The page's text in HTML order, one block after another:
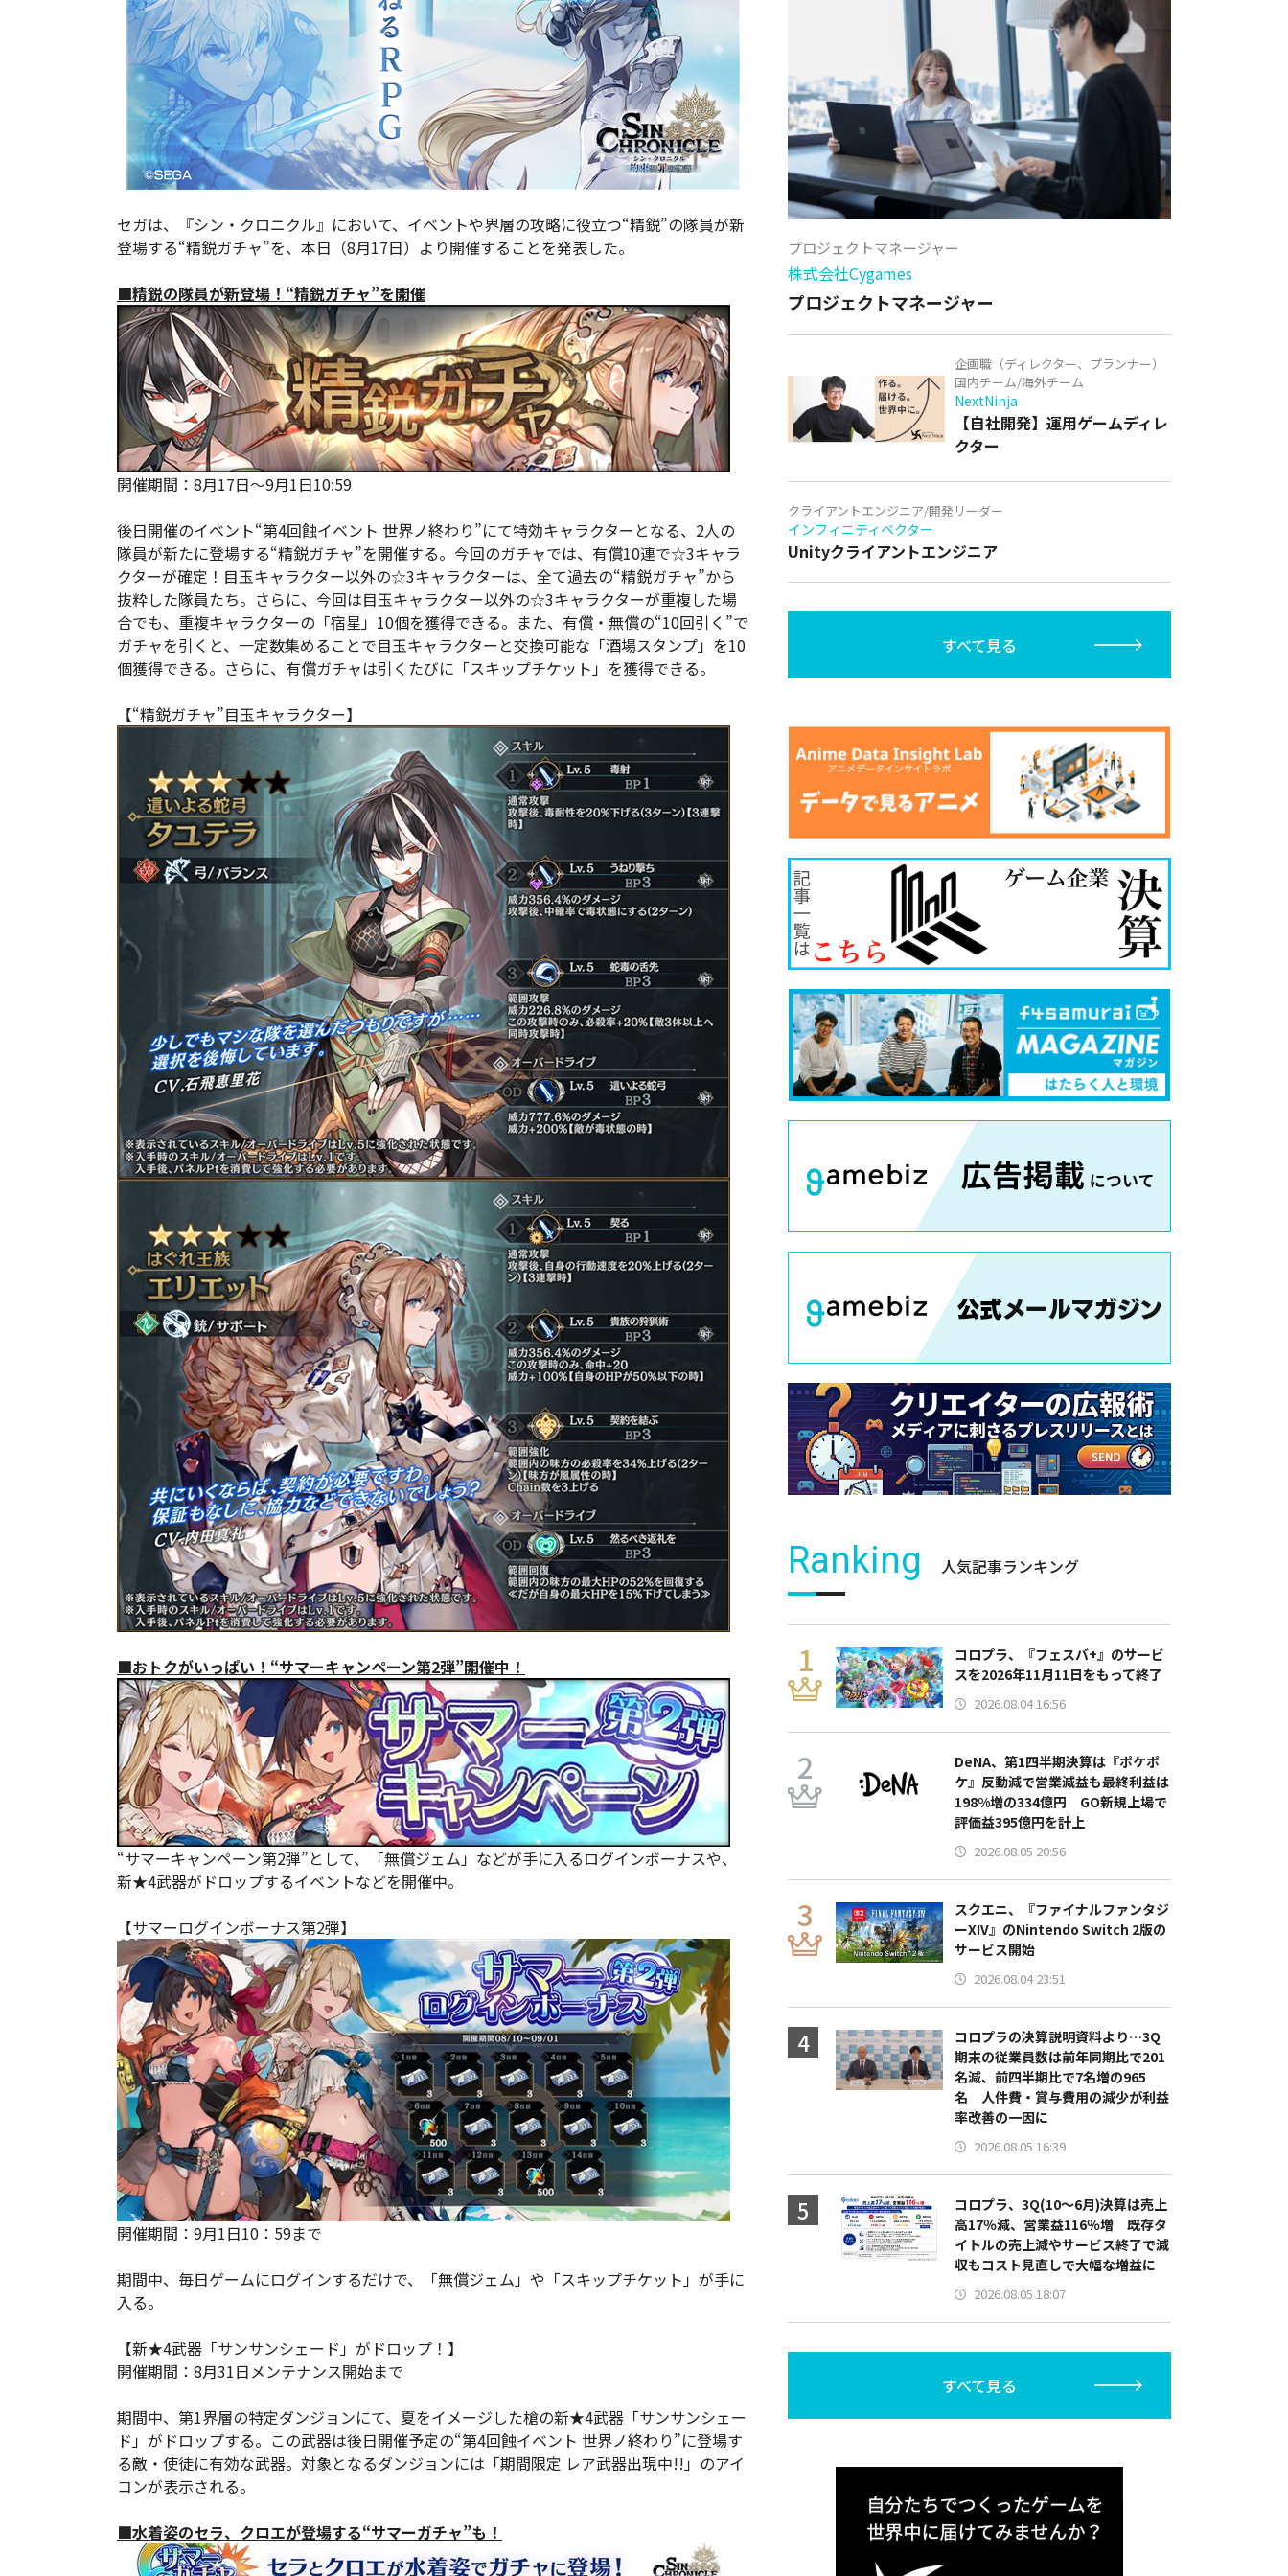
セガは、『シン・クロニクル』において、イベントや界層の攻略に役立つ“精鋭”の隊員が新
登場する“精鋭ガチャ”を、本日（8月17日）より開催することを発表した。
■精鋭の隊員が新登場！“精鋭ガチャ”を開催
開催期間：8月17日～9月1日10:59
後日開催のイベント“第4回蝕イベント 世界ノ終わり”にて特効キャラクターとなる、2人の
隊員が新たに登場する“精鋭ガチャ”を開催する。今回のガチャでは、有償10連で☆3キャラ
クターが確定！目玉キャラクター以外の☆3キャラクターは、全て過去の“精鋭ガチャ”から
抜粋した隊員たち。さらに、今回は目玉キャラクター以外の☆3キャラクターが重複した場
合でも、重複キャラクターの「宿星」10個を獲得できる。また、有償・無償の“10回引く”で
ガチャを引くと、一定数集めることで目玉キャラクターと交換可能な「酒場スタンプ」を10
個獲得できる。さらに、有償ガチャは引くたびに「スキップチケット」を獲得できる。
【“精鋭ガチャ”目玉キャラクター】
■おトクがいっぱい！“サマーキャンペーン第2弾”開催中！
“サマーキャンペーン第2弾”として、「無償ジェム」などが手に入るログインボーナスや、
新★4武器がドロップするイベントなどを開催中。
【サマーログインボーナス第2弾】
開催期間：9月1日10：59まで
期間中、毎日ゲームにログインするだけで、「無償ジェム」や「スキップチケット」が手に
入る。
【新★4武器「サンサンシェード」がドロップ！】
開催期間：8月31日メンテナンス開始まで
期間中、第1界層の特定ダンジョンにて、夏をイメージした槍の新★4武器「サンサンシェー
ド」がドロップする。この武器は後日開催予定の“第4回蝕イベント 世界ノ終わり”に登場す
る敵・使徒に有効な武器。対象となるダンジョンには「期間限定 レア武器出現中!!」のアイ
コンが表示される。
■水着姿のセラ、クロエが登場する“サマーガチャ”も！
プロジェクトマネージャー
株式会社Cygames
プロジェクトマネージャー
企画職（ディレクター、プランナー）
国内チーム/海外チーム
NextNinja
【自社開発】運用ゲームディレ
クター
クライアントエンジニア/開発リーダー
インフィニティベクター
Unityクライアントエンジニア
すべて見る
Ranking 人気記事ランキング
コロプラ、『フェスバ+』のサービ
スを2026年11月11日をもって終了
2026.08.04 16:56
DeNA、第1四半期決算は『ポケポ
ケ』反動減で営業減益も最終利益は
198%増の334億円 GO新規上場で
評価益395億円を計上
2026.08.05 20:56
スクエニ、『ファイナルファンタジ
ーXIV』のNintendo Switch 2版の
サービス開始
2026.08.04 23:51
コロプラの決算説明資料より…3Q
期末の従業員数は前年同期比で201
名減、前四半期比で7名増の965
名 人件費・賞与費用の減少が利益
率改善の一因に
2026.08.05 16:39
コロプラ、3Q(10～6月)決算は売上
高17％減、営業益116％増 既存タ
イトルの売上減やサービス終了で減
収もコスト見直しで大幅な増益に
2026.08.05 18:07
すべて見る